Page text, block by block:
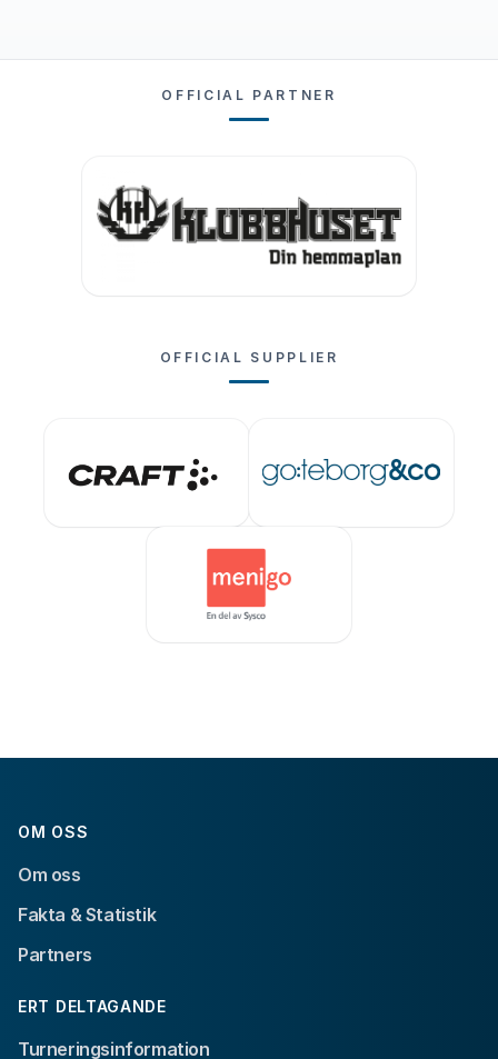
OFFICIAL PARTNER
OFFICIAL SUPPLIER
OM OSS
Om oss
Fakta & Statistik
Partners
ERT DELTAGANDE
Turneringsinformation